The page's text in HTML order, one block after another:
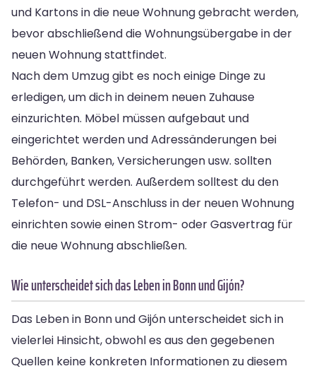
und Kartons in die neue Wohnung gebracht werden,
bevor abschließend die Wohnungsübergabe in der
neuen Wohnung stattfindet.
Nach dem Umzug gibt es noch einige Dinge zu
erledigen, um dich in deinem neuen Zuhause
einzurichten. Möbel müssen aufgebaut und
eingerichtet werden und Adressänderungen bei
Behörden, Banken, Versicherungen usw. sollten
durchgeführt werden. Außerdem solltest du den
Telefon- und DSL-Anschluss in der neuen Wohnung
einrichten sowie einen Strom- oder Gasvertrag für
die neue Wohnung abschließen.
Wie unterscheidet sich das Leben in Bonn und Gijón?
Das Leben in Bonn und Gijón unterscheidet sich in
vielerlei Hinsicht, obwohl es aus den gegebenen
Quellen keine konkreten Informationen zu diesem